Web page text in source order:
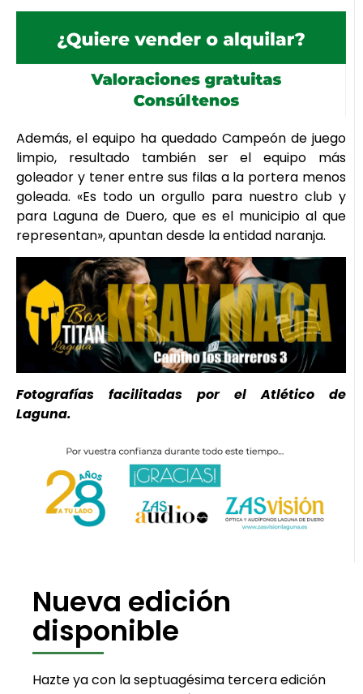
Además, el equipo ha quedado Campeón de juego
limpio, resultado también ser el equipo más
goleador y tener entre sus filas a la portera menos
goleada. «Es todo un orgullo para nuestro club y
para Laguna de Duero, que es el municipio al que
representan», apuntan desde la entidad naranja.
Fotografías facilitadas por el Atlético de
Laguna.
Nueva edición
disponible
Hazte ya con la septuagésima tercera edición